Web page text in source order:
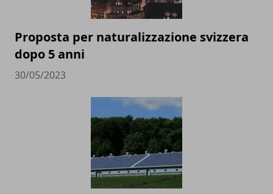
Proposta per naturalizzazione svizzera
dopo 5 anni
30/05/2023